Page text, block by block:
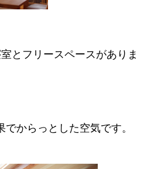
とフリースペースがありま
からっとした空気です。